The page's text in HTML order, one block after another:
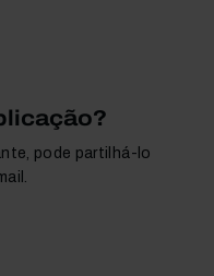
pode partilhá-lo